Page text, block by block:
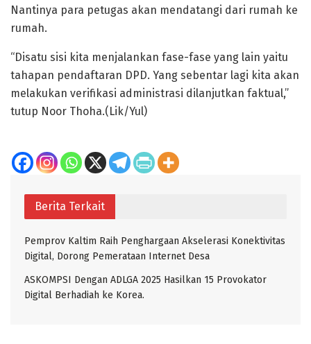
Nantinya para petugas akan mendatangi dari rumah ke
rumah.
“Disatu sisi kita menjalankan fase-fase yang lain yaitu
tahapan pendaftaran DPD. Yang sebentar lagi kita akan
melakukan verifikasi administrasi dilanjutkan faktual,”
tutup Noor Thoha.(Lik/Yul)
Berita Terkait
Pemprov Kaltim Raih Penghargaan Akselerasi Konektivitas
Digital, Dorong Pemerataan Internet Desa
ASKOMPSI Dengan ADLGA 2025 Hasilkan 15 Provokator
Digital Berhadiah ke Korea.